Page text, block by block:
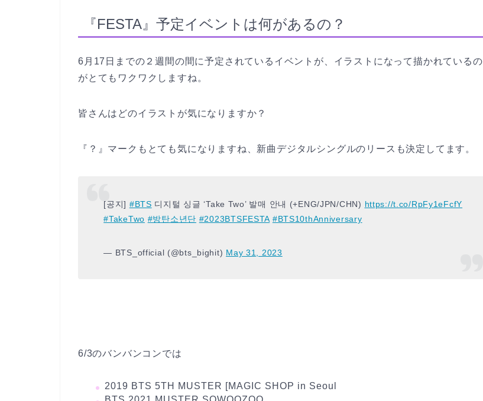
『FESTA』予定イベントは何があるの？
6月17日までの２週間の間に予定されているイベントが、イラストになって描かれているの
がとてもワクワクしますね。
皆さんはどのイラストが気になりますか？
『？』マークもとても気になりますね、新曲デジタルシングルのリースも決定してます。
[공지] #BTS 디지털 싱글 ‘Take Two’ 발매 안내 (+ENG/JPN/CHN) https://t.co/RpFy1eFcfY
#TakeTwo #방탄소년단 #2023BTSFESTA #BTS10thAnniversary
— BTS_official (@bts_bighit) May 31, 2023
6/3のバンバンコンでは
2019 BTS 5TH MUSTER [MAGIC SHOP in Seoul